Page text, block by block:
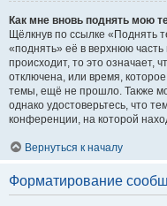
Как мне вновь поднять мою
Щёлкнув по ссылке «Поднять
«поднять» её в верхнюю
происходит, то это означает,
отключена, или время,
темы, ещё не прошло. Также
однако удостоверьтесь, что
конференции, на которой
Вернуться к началу
Форматирование